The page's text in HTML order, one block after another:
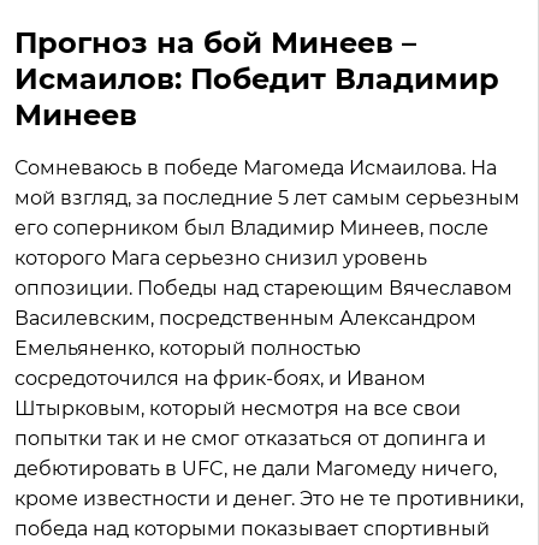
Прогноз на бой Минеев –
Исмаилов: Победит Владимир
Минеев
Сомневаюсь в победе Магомеда Исмаилова. На
мой взгляд, за последние 5 лет самым серьезным
его соперником был Владимир Минеев, после
которого Мага серьезно снизил уровень
оппозиции. Победы над стареющим Вячеславом
Василевским, посредственным Александром
Емельяненко, который полностью
сосредоточился на фрик-боях, и Иваном
Штырковым, который несмотря на все свои
попытки так и не смог отказаться от допинга и
дебютировать в UFC, не дали Магомеду ничего,
кроме известности и денег. Это не те противники,
победа над которыми показывает спортивный